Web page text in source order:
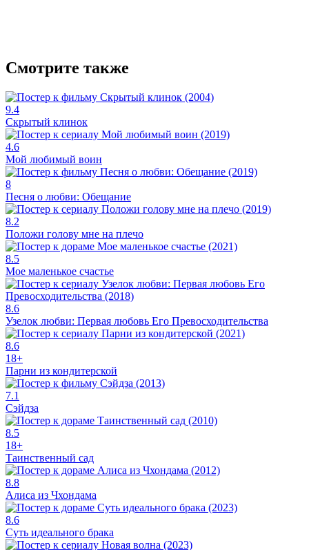
Смотрите также
9.4
Скрытый клинок
4.6
Мой любимый воин
8
Песня о любви: Обещание
8.2
Положи голову мне на плечо
8.5
Мое маленькое счастье
8.6
Узелок любви: Первая любовь Его Превосходительства
8.6
18+
Парни из кондитерской
7.1
Сэйдза
8.5
18+
Таинственный сад
8.8
Алиса из Чхондама
8.6
Суть идеального брака